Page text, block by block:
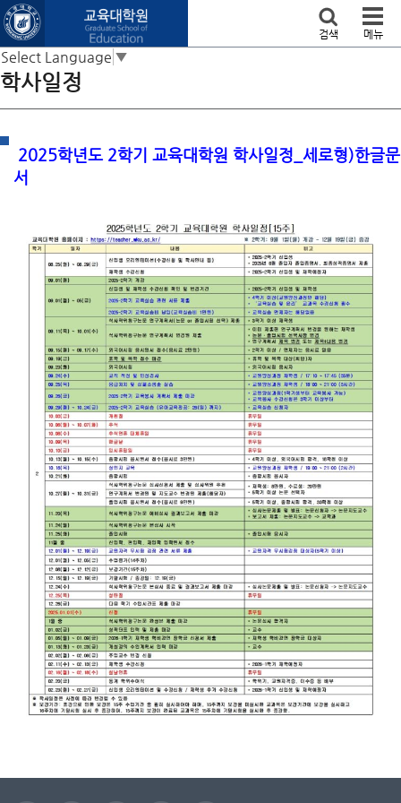
본문 바로가기
Select Language ▼
검색 메뉴
학사일정
2025학년도 2학기 교육대학원 학사일정_세로형)한글문
서